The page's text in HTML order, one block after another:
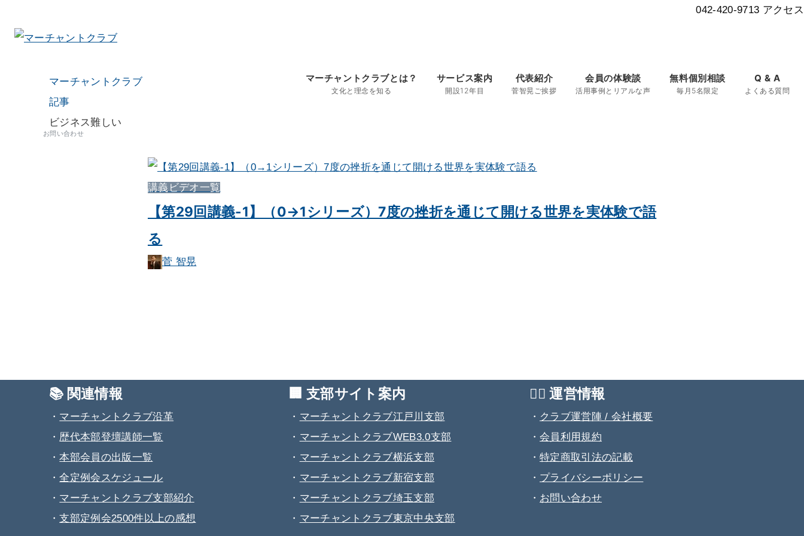
042-420-9713 アクセス
マーチャントクラブとは？
文化と理念を知る
サービス案内
開設12年目
代表紹介
菅智晃ご挨拶
会員の体験談
活用事例とリアルな声
無料個別相談
毎月5名限定
Q & A
よくある質問
お問い合わせ
マーチャントクラブ
記事
ビジネス難しい
講義ビデオ一覧
【第29回講義-1】（0→1シリーズ）7度の挫折を通じて開ける世界を実体験で語
る
菅 智晃
📚 関連情報
・ マーチャントクラブ沿革
・ 歴代本部登壇講師一覧
・本部会員の出版一覧
・全定例会スケジュール
・ マーチャントクラブ支部紹介
・支部定例会2500件以上の感想
🏢 支部サイト案内
・ マーチャントクラブ江戸川支部
・ マーチャントクラブWEB3.0支部
・ マーチャントクラブ横浜支部
・ マーチャントクラブ新宿支部
・ マーチャントクラブ埼玉支部
・ マーチャントクラブ東京中央支部
💁‍♂️ 運営情報
・ クラブ運営陣 / 会社概要
・ 会員利用規約
・ 特定商取引法の記載
・ プライバシーポリシー
・ お問い合わせ